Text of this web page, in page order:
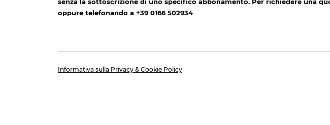
senza la sottoscrizione di uno specifico abbonamento. Per richiedere una
oppure telefonando a +39 0166 502934
Informativa sulla Privacy & Cookie Policy